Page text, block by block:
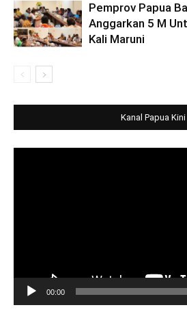
Pemprov Papua
Anggarkan 5 M
Kali Maruni
Kanal Papua Kini
00:00